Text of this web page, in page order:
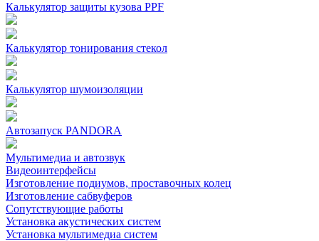
Калькулятор защиты кузова PPF
Калькулятор тонирования стекол
Калькулятор шумоизоляции
Автозапуск PANDORA
Мультимедиа и автозвук
Видеоинтерфейсы
Изготовление подиумов, проставочных колец
Изготовление сабвуферов
Сопутствующие работы
Установка акустических систем
Установка мультимедиа систем